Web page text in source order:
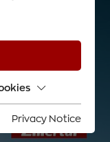
Privacy Notice